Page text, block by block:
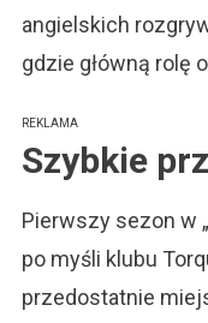
angielskich
gdzie główną rolę
REKLAMA
Szybkie
Pierwszy sezon w
po myśli klubu
przedostatnie